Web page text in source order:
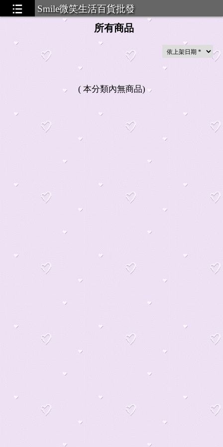
Smile微笑生活百貨批發
所有商品
( 本分類內無商品)